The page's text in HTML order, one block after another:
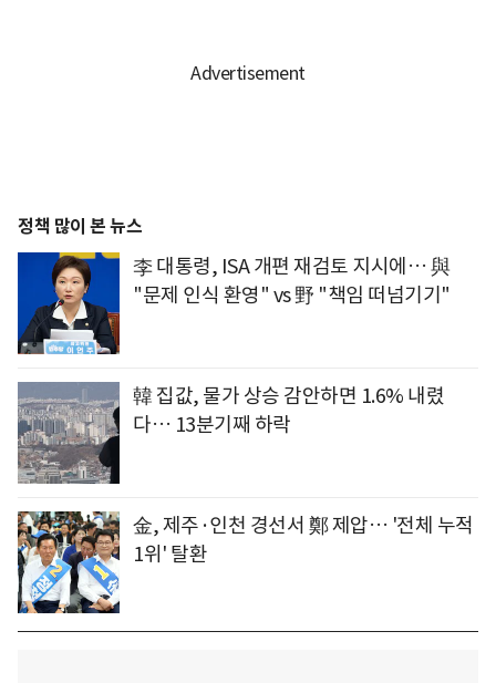
정책 많이 본 뉴스
李 대통령, ISA 개편 재검토 지시에… 與
"문제 인식 환영" vs 野 "책임 떠넘기기"
韓 집값, 물가 상승 감안하면 1.6% 내렸
다… 13분기째 하락
金, 제주·인천 경선서 鄭 제압… '전체 누적
1위' 탈환